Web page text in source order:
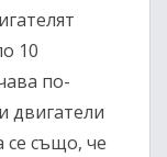
10
по-
двигатели
се също, че